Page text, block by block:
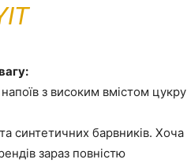
з високим вмістом цукру
синтетичних барвників. Хоча
зараз повністю